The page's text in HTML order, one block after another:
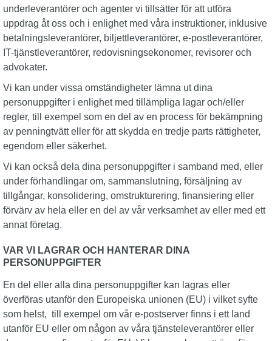
underleverantörer och agenter vi tillsätter för att utföra
uppdrag åt oss och i enlighet med våra instruktioner, inklusive
betalningsleverantörer, biljettleverantörer, e-postleverantörer,
IT-tjänstleverantörer, redovisningsekonomer, revisorer och
advokater.
Vi kan under vissa omständigheter lämna ut dina
personuppgifter i enlighet med tillämpliga lagar och/eller
regler, till exempel som en del av en process för bekämpning
av penningtvätt eller för att skydda en tredje parts rättigheter,
egendom eller säkerhet.
Vi kan också dela dina personuppgifter i samband med, eller
under förhandlingar om, sammanslutning, försäljning av
tillgångar, konsolidering, omstrukturering, finansiering eller
förvärv av hela eller en del av vår verksamhet av eller med ett
annat företag.
VAR VI LAGRAR OCH HANTERAR DINA
PERSONUPPGIFTER
En del eller alla dina personuppgifter kan lagras eller
överföras utanför den Europeiska unionen (EU) i vilket syfte
som helst, till exempel om vår e-postserver finns i ett land
utanför EU eller om någon av våra tjänsteleverantörer eller